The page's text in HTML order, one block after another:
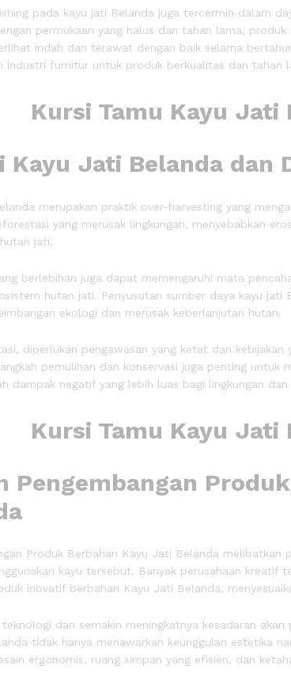
pada kayu jati Belanda juga tercermin dalam
permukaan yang halus dan tahan lama,
indah dan terawat dengan baik selama
industri furnitur untuk produk berkualitas dan tahan
Kayu Jati Belanda dan
merupakan praktik over-harvesting yang
yang merusak lingkungan, menyebabkan
jati.
berlebihan juga dapat memengaruhi mata
hutan jati. Penyusutan sumber daya kayu jati
ekologi dan merusak keberlanjutan hutan.
diperlukan pengawasan yang ketat dan
pemulihan dan konservasi juga penting untuk
dampak negatif yang lebih luas bagi lingkungan
Pengembangan
Produk Berbahan Kayu Jati Belanda
kayu tersebut. Banyak perusahaan kreatif
inovatif berbahan Kayu Jati Belanda,
teknologi dan semakin meningkatnya kesadaran
tidak hanya menawarkan keunggulan estetika
ergonomis, ruang simpan yang efisien, dan